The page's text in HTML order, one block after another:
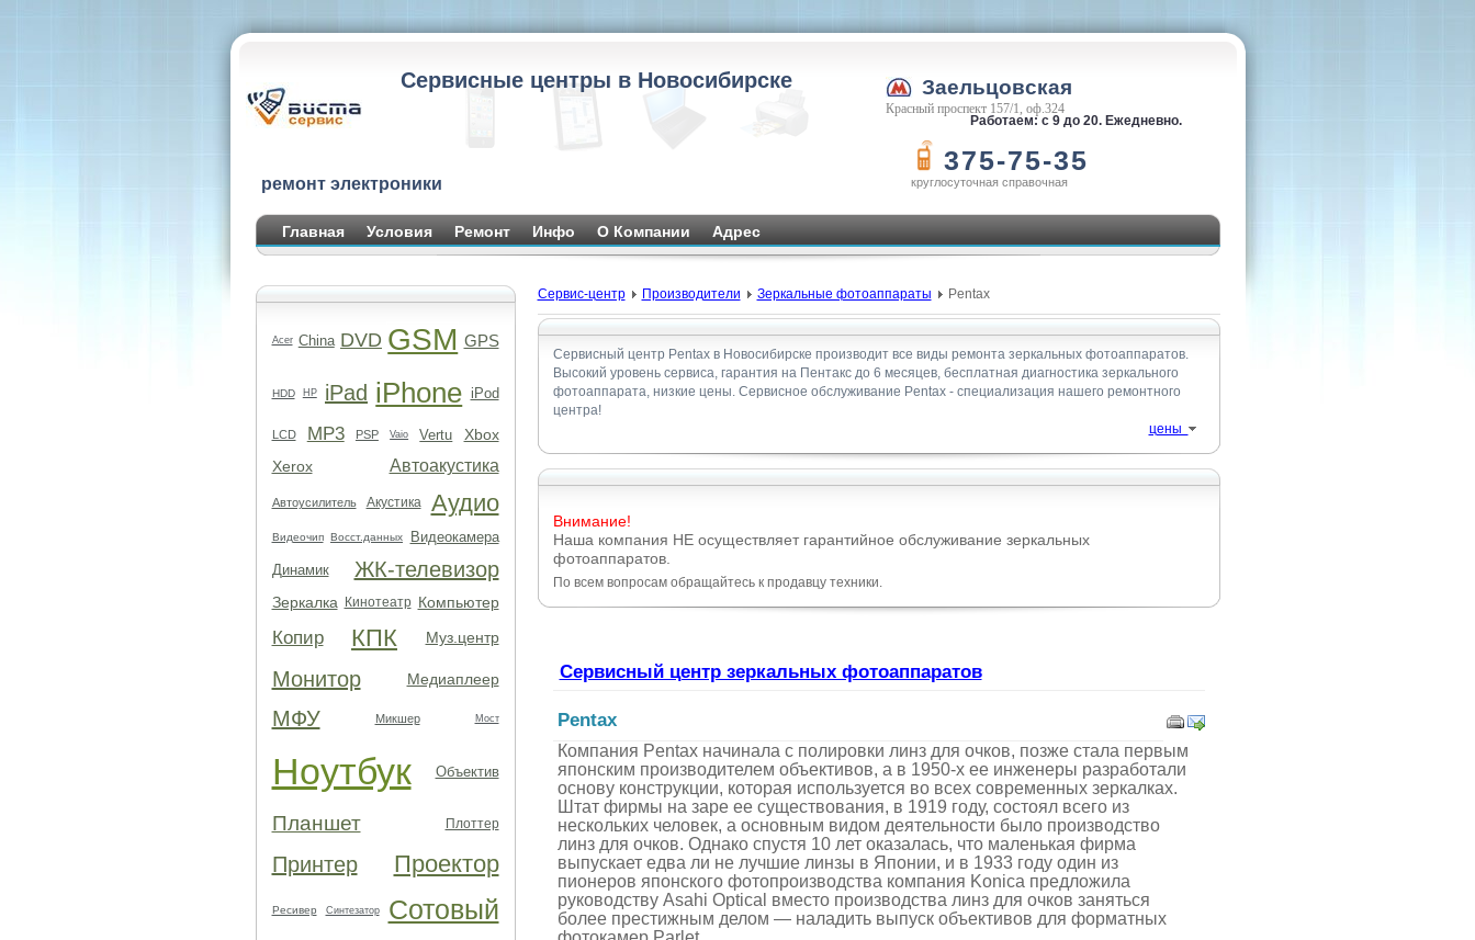
Сервисные центры в Новосибирске
ремонт электроники
Заельцовская
Красный проспект 157/1, оф.324
Работаем: с 9 до 20. Ежедневно.
375-75-35
круглосуточная справочная
Главная Условия Ремонт Инфо О Компании Адрес
Acer China DVD GSM GPS
HDD HP iPad iPhone iPod
LCD MP3 PSP Vaio Vertu
Xbox
Xerox
Автоакустика
Автоусилитель Акустика Аудио
Видеочип Восст.данных
Видеокамера
Динамик
ЖК-телевизор
Зеркалка Кинотеатр Компьютер
Копир КПК Муз.центр
Монитор Медиаплеер
МФУ Микшер Мост
Ноутбук Объектив
Планшет Плоттер
Принтер Проектор
Ресивер Синтезатор Сотовый
Сервис-центр Производители Зеркальные фотоаппараты Pentax
Сервисный центр Pentax в Новосибирске производит все виды ремонта зеркальных фотоаппаратов.
Высокий уровень сервиса, гарантия на Пентакс до 6 месяцев, бесплатная диагностика зеркального
фотоаппарата, низкие цены. Сервисное обслуживание Pentax - специализация нашего ремонтного
центра!
цены
Внимание!
Наша компания НЕ осуществляет гарантийное обслуживание зеркальных
фотоаппаратов.
По всем вопросам обращайтесь к продавцу техники.
Сервисный центр зеркальных фотоаппаратов
Pentax
Компания Pentax начинала с полировки линз для очков, позже стала первым
японским производителем объективов, а в 1950-х ее инженеры разработали
основу конструкции, которая используется во всех современных зеркалках.
Штат фирмы на заре ее существования, в 1919 году, состоял всего из
нескольких человек, а основным видом деятельности было производство
линз для очков. Однако спустя 10 лет оказалась, что маленькая фирма
выпускает едва ли не лучшие линзы в Японии, и в 1933 году один из
пионеров японского фотопроизводства компания Konica предложила
руководству Asahi Optical вместо производства линз для очков заняться
более престижным делом — наладить выпуск объективов для форматных